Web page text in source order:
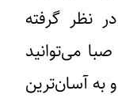
نظر گرفته
می‌توانید
به آسان‌ترین